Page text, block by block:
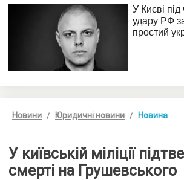
Новини Юридичні новини Новина
У київській міліції
смерті на Грушевського